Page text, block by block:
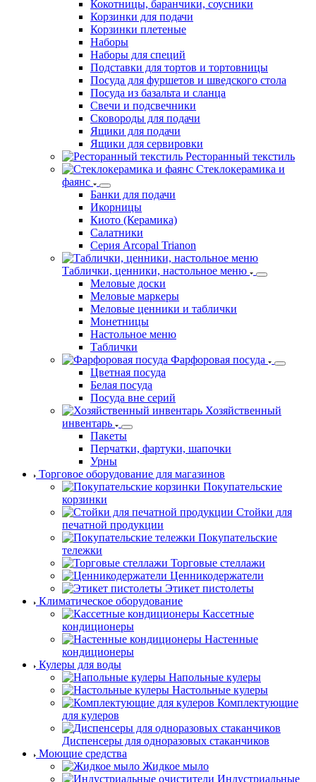
Кокотницы, баранчики, соусники
Корзинки для подачи
Корзинки плетеные
Наборы
Наборы для специй
Подставки для тортов и тортовницы
Посуда для фуршетов и шведского стола
Посуда из базальта и сланца
Свечи и подсвечники
Сковороды для подачи
Ящики для подачи
Ящики для сервировки
Ресторанный текстиль
Стеклокерамика и
фаянс
Банки для подачи
Икорницы
Киото (Керамика)
Салатники
Серия Arcopal Trianon
Таблички, ценники, настольное меню
Меловые доски
Меловые маркеры
Меловые ценники и таблички
Монетницы
Настольное меню
Таблички
Фарфоровая посуда
Цветная посуда
Белая посуда
Посуда вне серий
Хозяйственный
инвентарь
Пакеты
Перчатки, фартуки, шапочки
Урны
Торговое оборудование для магазинов
Покупательские
корзинки
Стойки для
печатной продукции
Покупательские
тележки
Торговые стеллажи
Ценникодержатели
Этикет пистолеты
Климатическое оборудование
Кассетные
кондиционеры
Настенные
кондиционеры
Кулеры для воды
Напольные кулеры
Настольные кулеры
Комплектующие
для кулеров
Диспенсеры для одноразовых стаканчиков
Моющие средства
Жидкое мыло
Индустриальные